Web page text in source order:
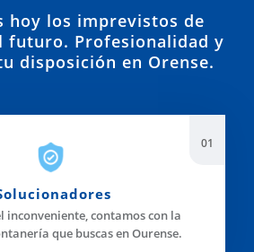
hoy los imprevistos de
futuro. Profesionalidad y
disposición en Orense.
inconveniente, contamos con la
que buscas en Ourense.